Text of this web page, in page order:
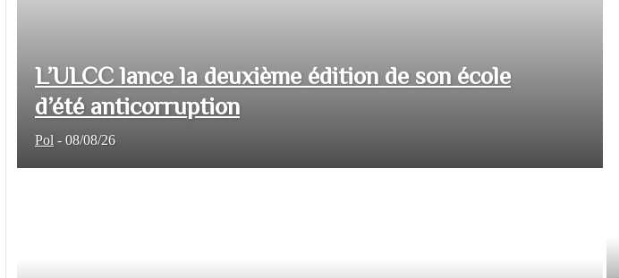
L’ULCC lance la deuxième édition de son école
d’été anticorruption
Pol - 08/08/26